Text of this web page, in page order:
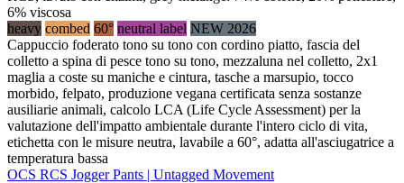
6% viscosa
heavy combed 60° neutral label NEW 2026
Cappuccio foderato tono su tono con cordino piatto, fascia del
colletto a spina di pesce tono su tono, mezzaluna nel colletto, 2x1
maglia a coste su maniche e cintura, tasche a marsupio, tocco
morbido, felpato, produzione vegana certificata senza sostanze
ausiliarie animali, calcolo LCA (Life Cycle Assessment) per la
valutazione dell'impatto ambientale durante l'intero ciclo di vita,
etichetta con le misure neutra, lavabile a 60°, adatta all'asciugatrice a
temperatura bassa
OCS RCS Jogger Pants | Untagged Movement